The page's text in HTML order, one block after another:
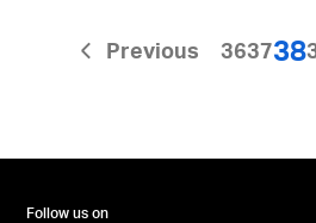
Previous 363738
Follow us on